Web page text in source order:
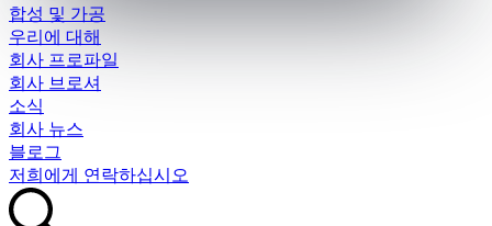
합성 및 가공
우리에 대해
회사 프로파일
회사 브로셔
소식
회사 뉴스
블로그
저희에게 연락하십시오